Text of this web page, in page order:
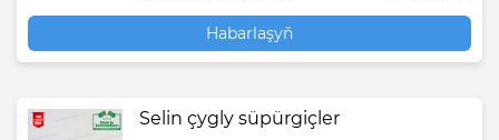
Habarlaşyň
Selin çygly süpürgiçler